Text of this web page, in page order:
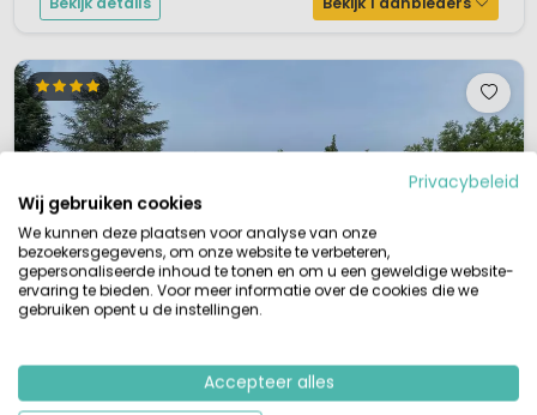
Privacybeleid
Wij gebruiken cookies
We kunnen deze plaatsen voor analyse van onze
bezoekersgegevens, om onze website te verbeteren,
gepersonaliseerde inhoud te tonen en om u een geweldige website-
ervaring te bieden. Voor meer informatie over de cookies die we
gebruiken opent u de instellingen.
Accepteer alles